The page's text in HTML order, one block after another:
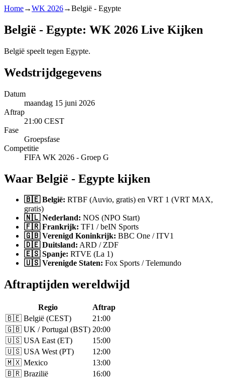
Home→WK 2026→België - Egypte
België - Egypte: WK 2026 Live Kijken
België speelt tegen Egypte.
Wedstrijdgegevens
Datum
maandag 15 juni 2026
Aftrap
21:00 CEST
Fase
Groepsfase
Competitie
FIFA WK 2026 - Groep G
Waar België - Egypte kijken
🇧🇪 België: RTBF (Auvio, gratis) en VRT 1 (VRT MAX,
gratis)
🇳🇱 Nederland: NOS (NPO Start)
🇫🇷 Frankrijk: TF1 / beIN Sports
🇬🇧 Verenigd Koninkrijk: BBC One / ITV1
🇩🇪 Duitsland: ARD / ZDF
🇪🇸 Spanje: RTVE (La 1)
🇺🇸 Verenigde Staten: Fox Sports / Telemundo
Aftraptijden wereldwijd
Regio
Aftrap
🇧🇪 België (CEST)
21:00
🇬🇧 UK / Portugal (BST) 20:00
🇺🇸 USA East (ET)
15:00
🇺🇸 USA West (PT)
12:00
🇲🇽 Mexico
13:00
🇧🇷 Brazilië
16:00